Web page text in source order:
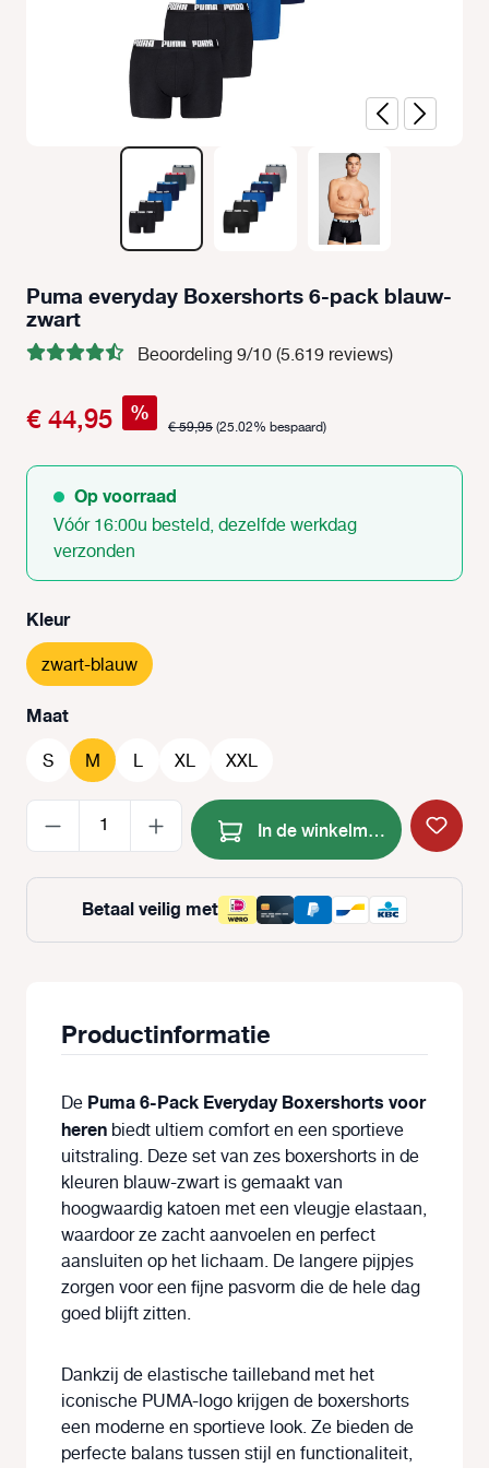
Puma everyday Boxershorts 6-pack blauw-
zwart
Beoordeling 9/10 (5.619 reviews)
€ 44,95 % € 59,95(25.02% bespaard)
Op voorraad
Vóór 16:00u besteld, dezelfde werkdag
verzonden
Selecteer
Kleur
zwart-blauw
Selecteer
Maat
S M L XL XXL
Producthoeveelheid: Voer
In de winkelmand
Betaal veilig met
Productinformatie
De Puma 6-Pack Everyday Boxershorts voor
heren biedt ultiem comfort en een sportieve
uitstraling. Deze set van zes boxershorts in de
kleuren blauw-zwart is gemaakt van
hoogwaardig katoen met een vleugje elastaan,
waardoor ze zacht aanvoelen en perfect
aansluiten op het lichaam. De langere pijpjes
zorgen voor een fijne pasvorm die de hele dag
goed blijft zitten.
Dankzij de elastische tailleband met het
iconische PUMA-logo krijgen de boxershorts
een moderne en sportieve look. Ze bieden de
perfecte balans tussen stijl en functionaliteit,